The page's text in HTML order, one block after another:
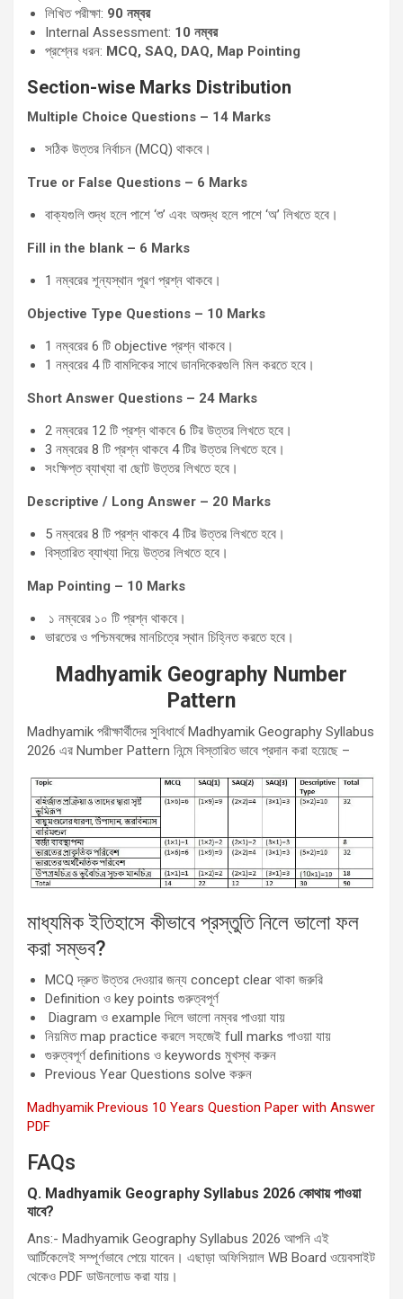
লিখিত পরীক্ষা: 90 নম্বর
Internal Assessment: 10 নম্বর
প্রশ্নের ধরন: MCQ, SAQ, DAQ, Map Pointing
Section-wise Marks Distribution
Multiple Choice Questions – 14 Marks
সঠিক উত্তর নির্বাচন (MCQ) থাকবে।
True or False Questions – 6 Marks
বাক্যগুলি শুদ্ধ হলে পাশে ‘শু’ এবং অশুদ্ধ হলে পাশে ‘অ’ লিখতে হবে।
Fill in the blank – 6 Marks
1 নম্বরের শূন্যস্থান পূরণ প্রশ্ন থাকবে।
Objective Type Questions – 10 Marks
1 নম্বরের 6 টি objective প্রশ্ন থাকবে।
1 নম্বরের 4 টি বামদিকের সাথে ডানদিকেরগুলি মিল করতে হবে।
Short Answer Questions – 24 Marks
2 নম্বরের 12 টি প্রশ্ন থাকবে 6 টির উত্তর লিখতে হবে।
3 নম্বরের 8 টি প্রশ্ন থাকবে 4 টির উত্তর লিখতে হবে।
সংক্ষিপ্ত ব্যাখ্যা বা ছোট উত্তর লিখতে হবে।
Descriptive / Long Answer – 20 Marks
5 নম্বরের 8 টি প্রশ্ন থাকবে 4 টির উত্তর লিখতে হবে।
বিস্তারিত ব্যাখ্যা দিয়ে উত্তর লিখতে হবে।
Map Pointing – 10 Marks
১ নম্বরের ১০ টি প্রশ্ন থাকবে।
ভারতের ও পশ্চিমবঙ্গের মানচিত্রে স্থান চিহ্নিত করতে হবে।
Madhyamik Geography Number
Pattern
Madhyamik পরীক্ষার্থীদের সুবিধার্থে Madhyamik Geography Syllabus
2026 এর Number Pattern নিন্মে বিস্তারিত ভাবে প্রদান করা হয়েছে –
মাধ্যমিক ইতিহাসে কীভাবে প্রস্তুতি নিলে ভালো ফল
করা সম্ভব?
MCQ দ্রুত উত্তর দেওয়ার জন্য concept clear থাকা জরুরি
Definition ও key points গুরুত্বপূর্ণ
Diagram ও example দিলে ভালো নম্বর পাওয়া যায়
নিয়মিত map practice করলে সহজেই full marks পাওয়া যায়
গুরুত্বপূর্ণ definitions ও keywords মুখস্থ করুন
Previous Year Questions solve করুন
Madhyamik Previous 10 Years Question Paper with Answer
PDF
FAQs
Q. Madhyamik Geography Syllabus 2026 কোথায় পাওয়া
যাবে?
Ans:- Madhyamik Geography Syllabus 2026 আপনি এই
আর্টিকেলেই সম্পূর্ণভাবে পেয়ে যাবেন। এছাড়া অফিসিয়াল WB Board ওয়েবসাইট
থেকেও PDF ডাউনলোড করা যায়।